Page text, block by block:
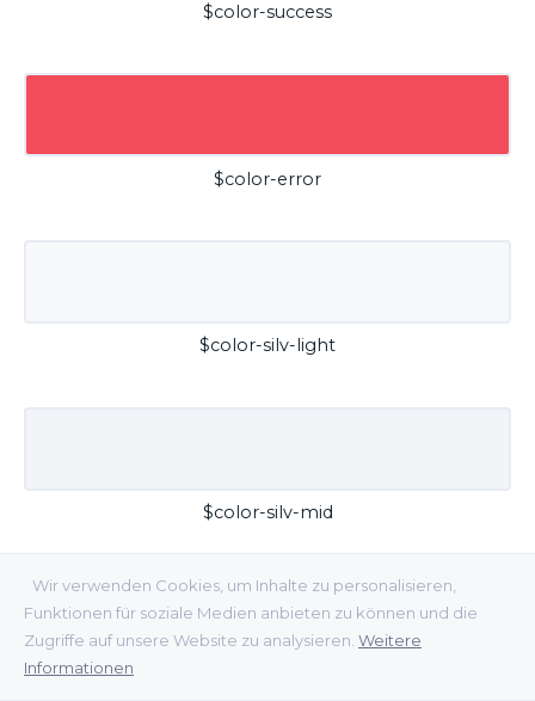
Wir verwenden Cookies, um Inhalte zu personalisieren,
Funktionen für soziale Medien anbieten zu können und die
Zugriffe auf unsere Website zu analysieren. Weitere
Informationen
$color-success
$color-error
$color-silv-light
$color-silv-mid